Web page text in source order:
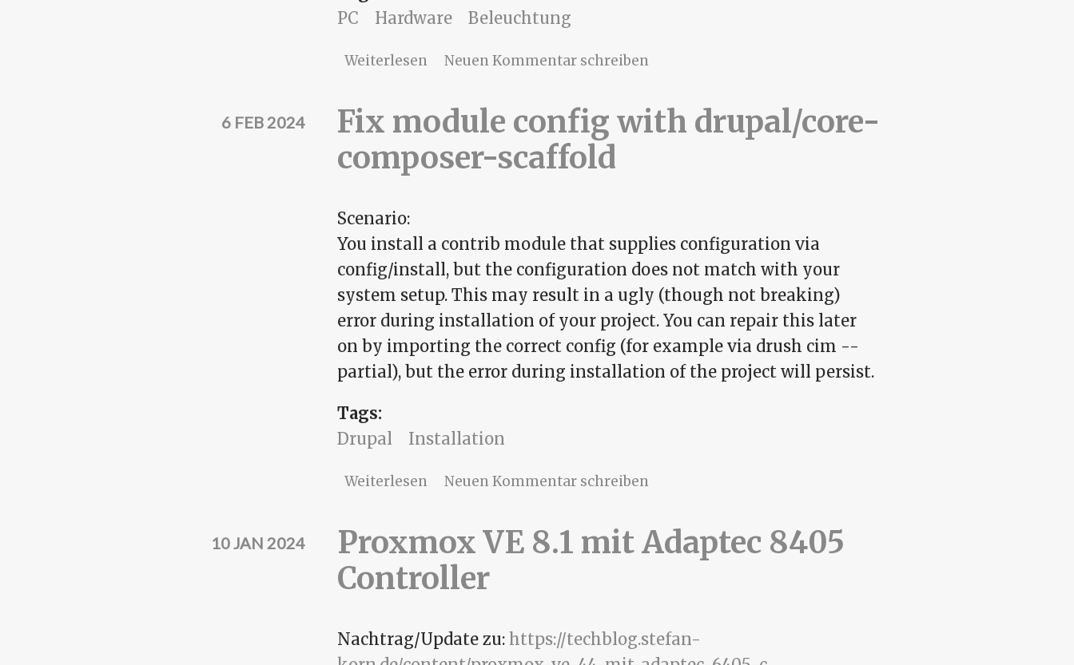
PC
Hardware Beleuchtung
Weiterlesen über Thermaltake V200 TG RGB und openRGB
Neuen Kommentar schreiben
Fix module config with drupal/core-
composer-scaffold
6 FEB 2024
Scenario:
You install a contrib module that supplies configuration via
config/install, but the configuration does not match with your
system setup. This may result in a ugly (though not breaking)
error during installation of your project. You can repair this later
on by importing the correct config (for example via drush cim --
partial), but the error during installation of the project will persist.
Tags:
Drupal
Installation
Weiterlesen über Fix module config with drupal/core-composer-scaffold
Neuen Kommentar schreiben
Proxmox VE 8.1 mit Adaptec 8405
Controller
10 JAN 2024
Nachtrag/Update zu: https://techblog.stefan-